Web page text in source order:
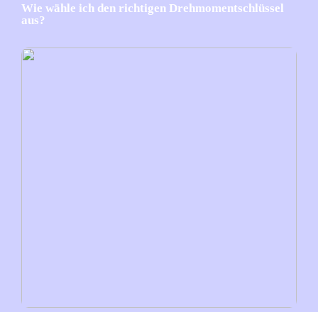
Wie wähle ich den richtigen Drehmomentschlüssel
aus?